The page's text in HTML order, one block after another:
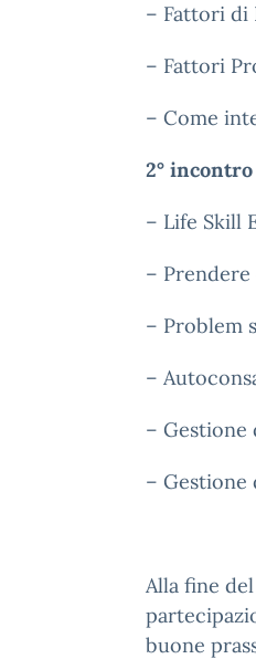
– Fattori di
– Fattori
– Come
2° incontro
– Life Skill
–
– Problem
–
– Gestione
– Gestione
Alla fine
buone